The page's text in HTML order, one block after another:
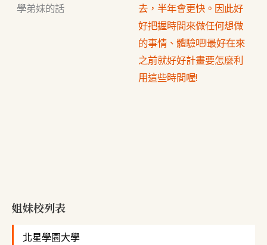
姐妹校列表
北星學園大學
學弟妹的話
去，半年會更快。因此好
好把握時間來做任何想做
的事情、體驗吧!最好在來
之前就好好計畫要怎麼利
用這些時間喔!